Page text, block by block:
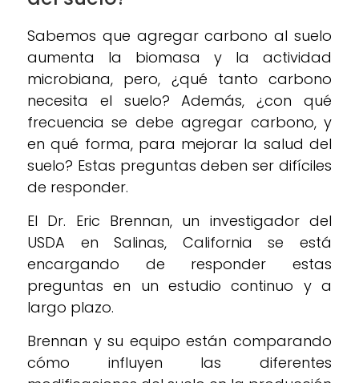
Sabemos que agregar carbono al suelo
aumenta la biomasa y la actividad
microbiana, pero, ¿qué tanto carbono
necesita el suelo? Además, ¿con qué
frecuencia se debe agregar carbono, y
en qué forma, para mejorar la salud del
suelo? Estas preguntas deben ser difíciles
de responder.
El Dr. Eric Brennan, un investigador del
USDA en Salinas, California se está
encargando de responder estas
preguntas en un estudio continuo y a
largo plazo.
Brennan y su equipo están comparando
cómo influyen las diferentes